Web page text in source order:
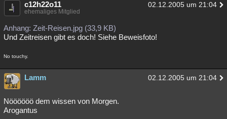
c12h22o11 02.12.2005 um 21:04
ehemaliges Mitglied
Anhang: Zeit-Reisen.jpg (33,9 KB)
Und Zeitreisen gibt es doch! Siehe Beweisfoto!
No touchy.
Lamm 02.12.2005 um 21:04
Nöööööö dem wissen von Morgen.
Arogantus